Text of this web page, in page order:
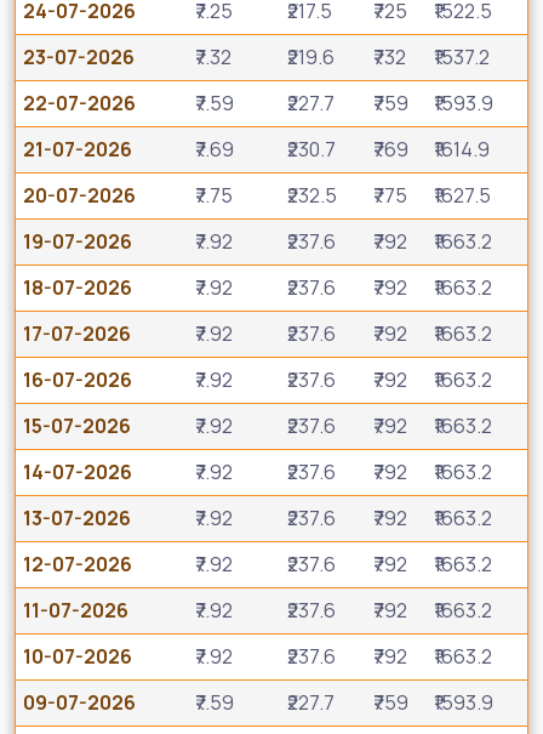
24-07-2026
₹7.25 ₹217.5 ₹725
₹1522.5
23-07-2026
₹7.32 ₹219.6 ₹732
₹1537.2
22-07-2026
₹7.59 ₹227.7 ₹759
₹1593.9
21-07-2026
₹7.69 ₹230.7 ₹769
₹1614.9
20-07-2026
₹7.75 ₹232.5 ₹775
₹1627.5
19-07-2026
₹7.92 ₹237.6 ₹792
₹1663.2
18-07-2026
₹7.92 ₹237.6 ₹792
₹1663.2
17-07-2026
₹7.92 ₹237.6 ₹792
₹1663.2
16-07-2026
₹7.92 ₹237.6 ₹792
₹1663.2
15-07-2026
₹7.92 ₹237.6 ₹792
₹1663.2
14-07-2026
₹7.92 ₹237.6 ₹792
₹1663.2
13-07-2026
₹7.92 ₹237.6 ₹792
₹1663.2
12-07-2026
₹7.92 ₹237.6 ₹792
₹1663.2
11-07-2026
₹7.92 ₹237.6 ₹792
₹1663.2
10-07-2026
₹7.92 ₹237.6 ₹792
₹1663.2
09-07-2026
₹7.59 ₹227.7 ₹759
₹1593.9